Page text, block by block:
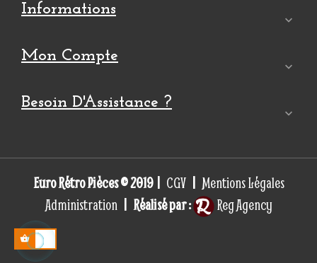
Informations

Mon Compte

Besoin D'Assistance ?

Euro Rétro Pièces © 2019 | CGV| Mentions Légales
Administration | Réalisé par : Reg Agency